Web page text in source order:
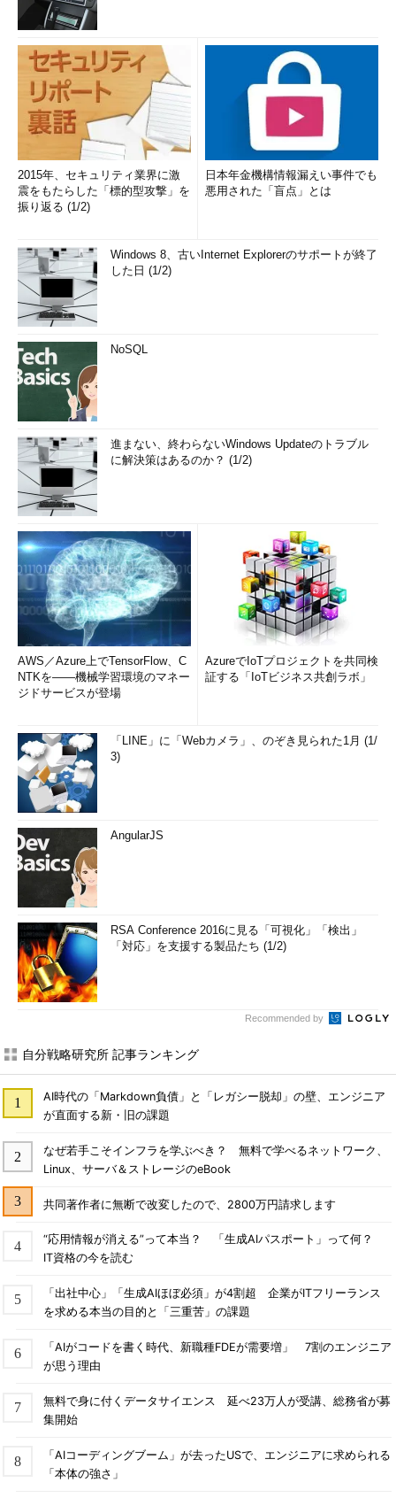
2015年、セキュリティ業界に激
震をもたらした「標的型攻撃」を
振り返る (1/2)
日本年金機構情報漏えい事件でも
悪用された「盲点」とは
Windows 8、古いInternet Explorerのサポートが終了
した日 (1/2)
NoSQL
進まない、終わらないWindows Updateのトラブル
に解決策はあるのか？ (1/2)
AWS／Azure上でTensorFlow、C
NTKを――機械学習環境のマネー
ジドサービスが登場
AzureでIoTプロジェクトを共同検
証する「IoTビジネス共創ラボ」
「LINE」に「Webカメラ」、のぞき見られた1月 (1/
3)
AngularJS
RSA Conference 2016に見る「可視化」「検出」
「対応」を支援する製品たち (1/2)
Recommended by
自分戦略研究所 記事ランキング
AI時代の「Markdown負債」と「レガシー脱却」の壁、エンジニア
が直面する新・旧の課題
なぜ若手こそインフラを学ぶべき？ 無料で学べるネットワーク、
Linux、サーバ＆ストレージのeBook
共同著作者に無断で改変したので、2800万円請求します
“応用情報が消える”って本当？ 「生成AIパスポート」って何？
IT資格の今を読む
「出社中心」「生成AIほぼ必須」が4割超 企業がITフリーランス
を求める本当の目的と「三重苦」の課題
「AIがコードを書く時代、新職種FDEが需要増」 7割のエンジニア
が思う理由
無料で身に付くデータサイエンス 延べ23万人が受講、総務省が募
集開始
「AIコーディングブーム」が去ったUSで、エンジニアに求められる
「本体の強さ」